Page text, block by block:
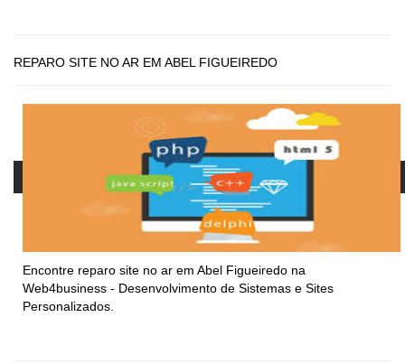
REPARO SITE NO AR EM ABEL FIGUEIREDO
Encontre reparo site no ar em Abel Figueiredo na
Web4business - Desenvolvimento de Sistemas e Sites
Personalizados.